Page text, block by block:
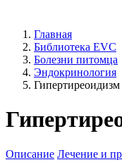
Главная
Библиотека EVC
Болезни питомца
Эндокринология
Гипертиреоидизм
Описание Лечение и